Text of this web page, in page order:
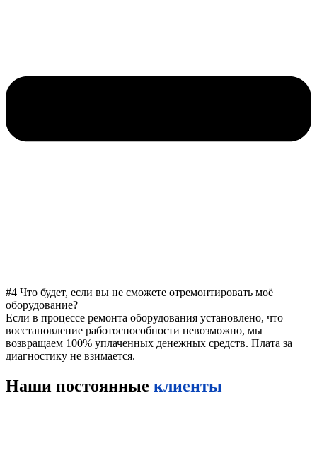
#4 Что будет, если вы не сможете отремонтировать моё
оборудование?
Если в процессе ремонта оборудования установлено, что
восстановление работоспособности невозможно, мы
возвращаем 100% уплаченных денежных средств. Плата за
диагностику не взимается.
Наши постоянные клиенты